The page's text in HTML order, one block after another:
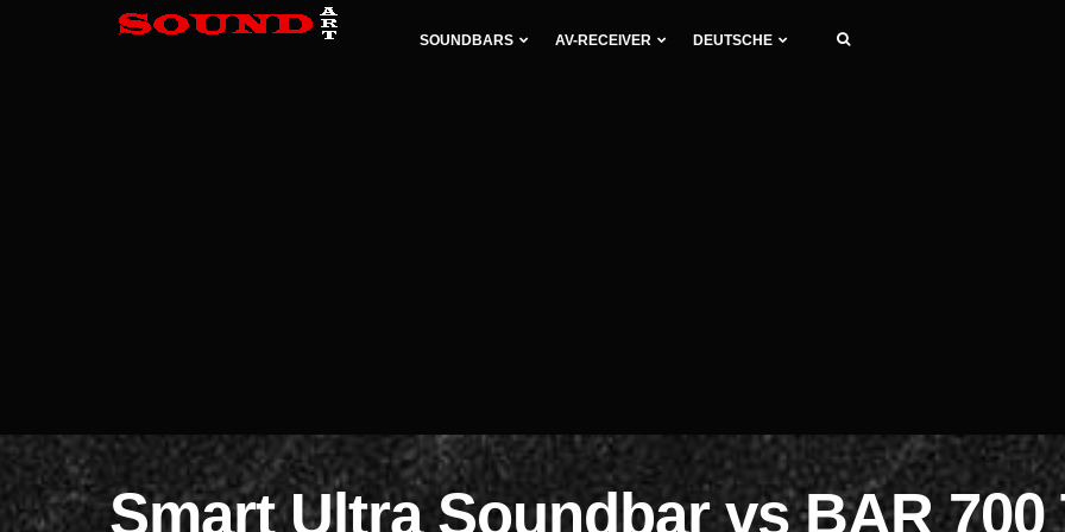
SOUNDBARS AV-RECEIVER DEUTSCHE
Smart Ultra Soundbar vs BAR 700